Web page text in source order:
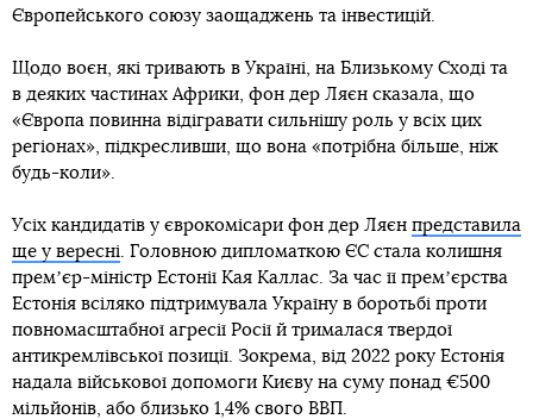
Європейського союзу заощаджень та інвестицій.
Щодо воєн, які тривають в Україні, на Близькому Сході та
в деяких частинах Африки, фон дер Ляєн сказала, що
«Європа повинна відігравати сильнішу роль у всіх цих
регіонах», підкресливши, що вона «потрібна більше, ніж
будь-коли».
Усіх кандидатів у єврокомісари фон дер Ляєн представила
ще у вересні . Головною дипломаткою ЄС стала колишня
премʼєр-міністр Естонії Кая Каллас. За час її премʼєрства
Естонія всіляко підтримувала Україну в боротьбі проти
повномасштабної агресії Росії й трималася твердої
антикремлівської позиції. Зокрема, від 2022 року Естонія
надала військової допомоги Києву на суму понад €500
мільйонів, або близько 1,4% свого ВВП.